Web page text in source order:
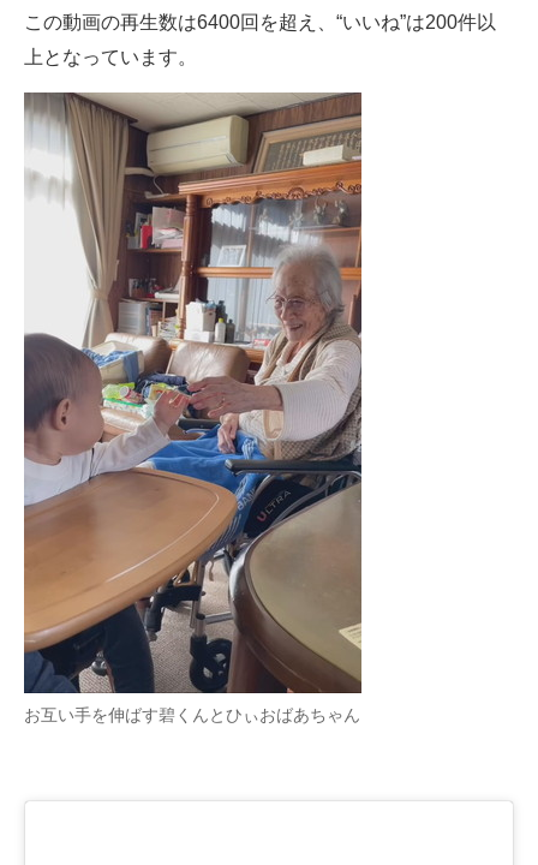
スマホと通信の最新トレンド
進化するPCとデバイスの未来
好きが集まる 比べて選べる
ビジネスと働き方のヒント
AI活用のいまが分かる
企業ITのトレンドを詳説
経営リーダーのコミュニティ
マーケ×ITの今がよく分かる
ITエンジニア向け専門サイト
企業向けIT製品の総合サイト
IT製品の技術・比較・事例
製造業のIT導入・活用を支援
モノづくり技術者専門サイト
エレクトロニクス専門サイト
この動画の再生数は6400回を超え、“いいね”は200件以
上となっています。
お互い手を伸ばす碧くんとひぃおばあちゃん